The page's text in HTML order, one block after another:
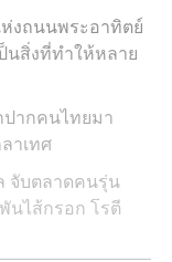
งถนนพระอาทิตย์
นสิ่งที่ทำให้หลาย
ากคนไทยมา
าเทศ
จับตลาดคนรุ่น
นไส้กรอก โรตี